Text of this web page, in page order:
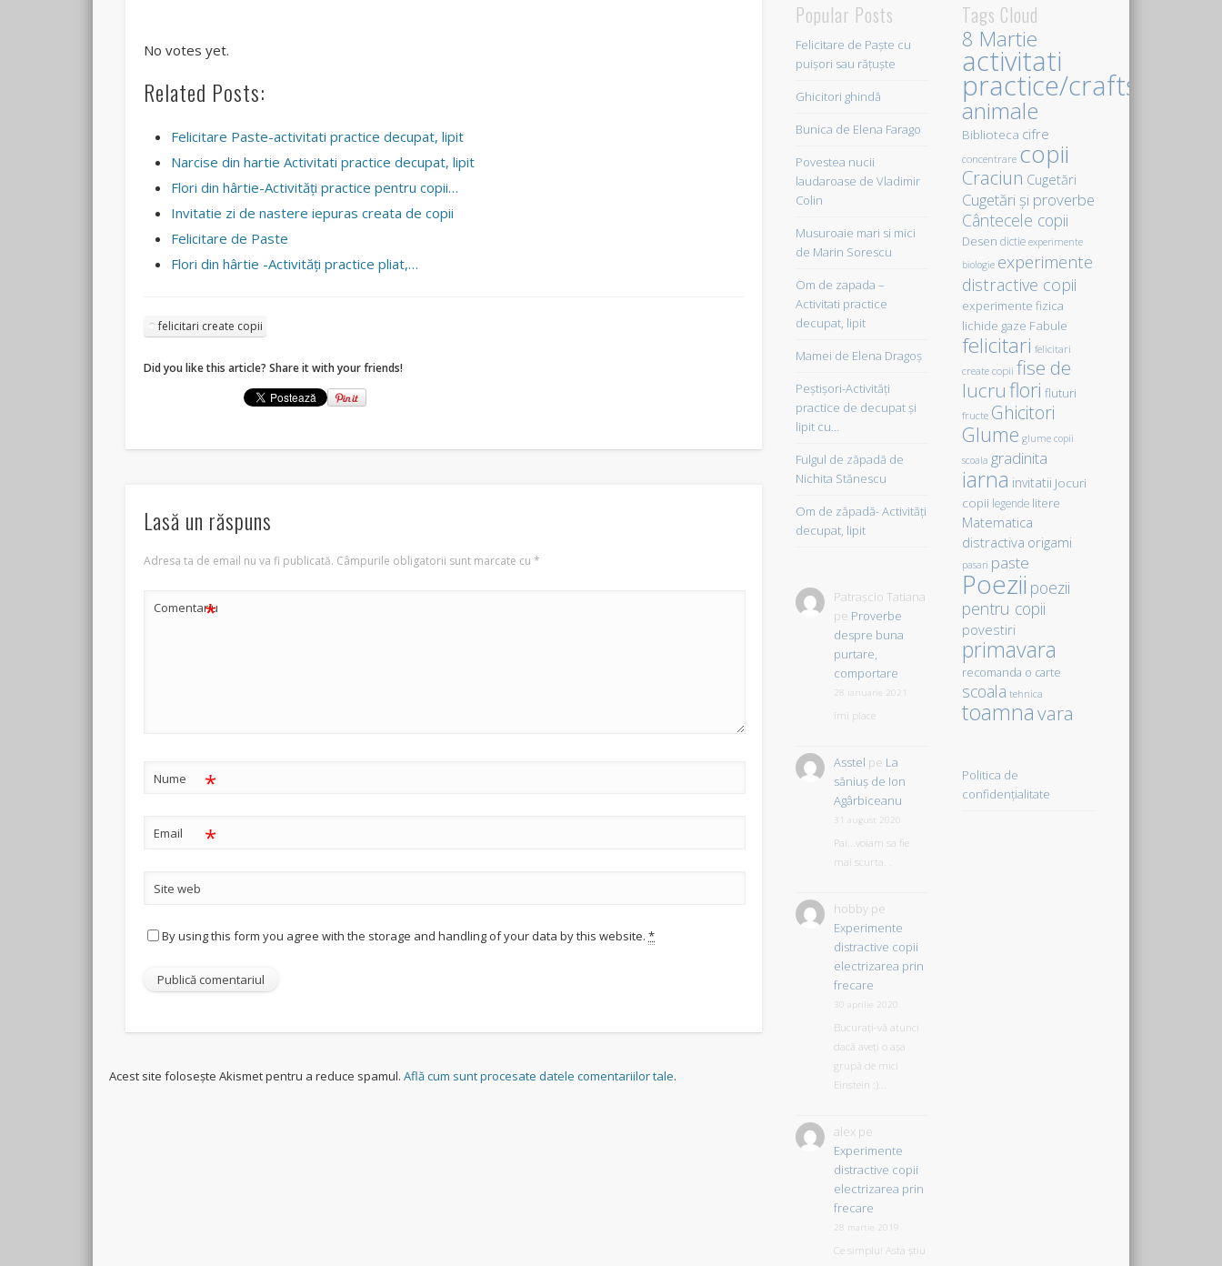
No votes yet.
Related Posts:
Felicitare Paste-activitati practice decupat, lipit
Narcise din hartie Activitati practice decupat, lipit
Flori din hârtie-Activităţi practice pentru copii…
Invitatie zi de nastere iepuras creata de copii
Felicitare de Paste
Flori din hârtie -Activităţi practice pliat,…
felicitari create copii
Did you like this article? Share it with your friends!
Lasă un răspuns
Adresa ta de email nu va fi publicată. Câmpurile obligatorii sunt marcate cu*
Comentariu
*
Nume *
Email *
Site web
By using this form you agree with the storage and handling of your data by this website.*
Acest site folosește Akismet pentru a reduce spamul.Află cum sunt procesate datele comentariilor tale.
Popular Posts
Felicitare de Paște cu
puișori sau rățuște
Ghicitori ghindă
Bunica de Elena Farago
Povestea nucii
laudaroase de Vladimir
Colin
Musuroaie mari si mici
de Marin Sorescu
Om de zapada –
Activitati practice
decupat, lipit
Mamei de Elena Dragoş
Peştişori-Activităţi
practice de decupat şi
lipit cu…
Fulgul de zăpadă de
Nichita Stănescu
Om de zăpadă- Activităţi
decupat, lipit
Patrașcio Tatiana
pe Proverbe
despre buna
purtare,
comportare
28 ianuarie 2021
îmi place
Asstel pe La
săniuş de Ion
Agârbiceanu
31 august 2020
Pai...voiam sa fie
mai scurta. .
hobbype
Experimente
distractive copii
electrizarea prin
frecare
30 aprilie 2020
Bucurați-vă atunci
dacă aveți o așa
grupă de mici
Einstein :)...
alexpe
Experimente
distractive copii
electrizarea prin
frecare
28 martie 2019
Ce simplu! Asta știu
Tags Cloud
8 Martie
activitati
practice/crafts
animale
Biblioteca cifre
concentrare copii
Craciun Cugetări
Cugetări şi proverbe
Cântecele copii
Desen dictie experimente
biologie experimente
distractive copii
experimente fizica
lichide gaze Fabule
felicitari felicitari
create copii fise de
lucruflori fluturi
fructe Ghicitori
Glume glume copii
scoala gradinita
iarna invitatii Jocuri
copii legende litere
Matematica
distractiva origami
pasari paste
Poezii poezii
pentru copii
povestiri
primavara
recomanda o carte
scoala tehnica
toamnavara
Politica de
confidențialitate